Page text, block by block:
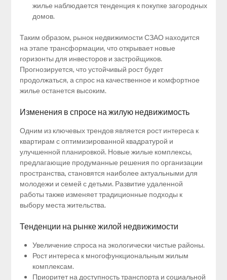
жилье наблюдается тенденция к покупке загородных
домов.
Таким образом, рынок недвижимости СЗАО находится
на этапе трансформации, что открывает новые
горизонты для инвесторов и застройщиков.
Прогнозируется, что устойчивый рост будет
продолжаться, а спрос на качественное и комфортное
жилье останется высоким.
Изменения в спросе на жилую недвижимость
Одним из ключевых трендов является рост интереса к
квартирам с оптимизированной квадратурой и
улучшенной планировкой. Новые жилые комплексы,
предлагающие продуманные решения по организации
пространства, становятся наиболее актуальными для
молодежи и семей с детьми. Развитие удаленной
работы также изменяет традиционные подходы к
выбору места жительства.
Тенденции на рынке жилой недвижимости
Увеличение спроса на экологически чистые районы.
Рост интереса к многофункциональным жилым
комплексам.
Приоритет на доступность транспорта и социальной